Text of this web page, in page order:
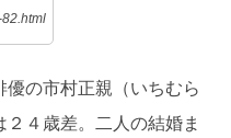
の市村正親（いちむら
４歳差。二人の結婚ま